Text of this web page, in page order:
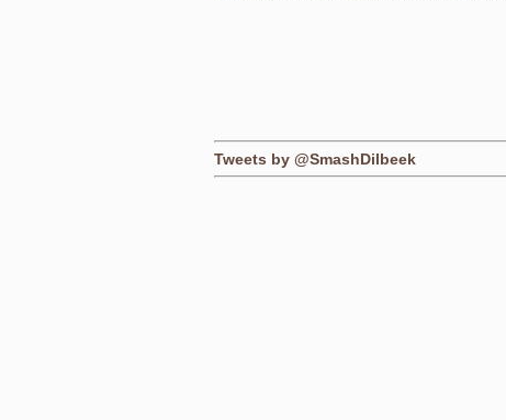
Tweets by @SmashDilbeek